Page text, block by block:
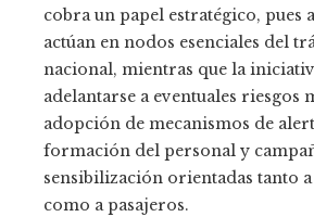
cobra un papel estratégico, pues
actúan en nodos esenciales del
nacional, mientras que la
adelantarse a eventuales riesgos
adopción de mecanismos de
formación del personal y
sensibilización orientadas tanto
como a pasajeros.